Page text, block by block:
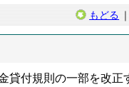
もどる ｜
貸付規則の一部を改正